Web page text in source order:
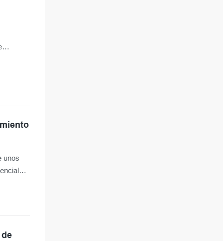
unos